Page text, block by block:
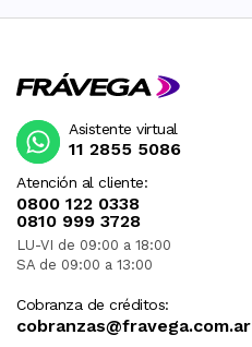
Atención al cliente:
0800 122 0338
0810 999 3728
LU-VI de 09:00 a 18:00
SA de 09:00 a 13:00
Cobranza de créditos:
cobranzas@fravega.com.ar
Asistente virtual
11 2855 5086